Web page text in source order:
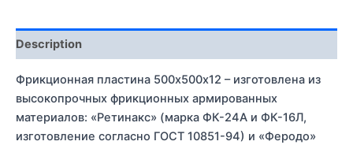
Description
Фрикционная пластина 500х500х12 – изготовлена из
высокопрочных фрикционных армированных
материалов: «Ретинакс» (марка ФК-24А и ФК-16Л,
изготовление согласно ГОСТ 10851-94) и «Феродо»